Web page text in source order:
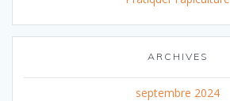
ARCHIVES
septembre 2024